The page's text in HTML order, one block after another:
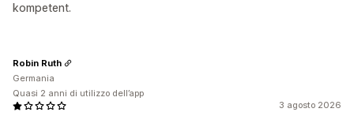
kompetent.
3 agosto 2026
Robin Ruth
Germania
Quasi 2 anni di utilizzo dell’app